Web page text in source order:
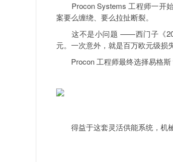
Procon Systems 工程师一开始
案要么缠绕、要么拉扯断裂。
这不是小问题 ——西门子《
元。一次意外，就是百万欧元级损失
Procon 工程师最终选择易格斯
得益于这套灵活供能系统，机械